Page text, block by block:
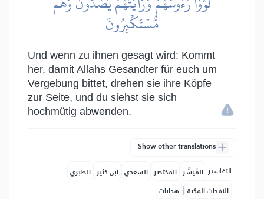
مُّسۡتَكۡبِرُونَ
Und wenn zu ihnen gesagt wird: Kommt
her, damit Allahs Gesandter für euch um
Vergebung bittet, drehen sie ihre Köpfe
zur Seite, und du siehst sie sich
hochmütig abwenden.
Show other translations
التفاسير: المُيسَّر المختصر السعدي ابن كثير الطبري
النفحات المكية | هدايات